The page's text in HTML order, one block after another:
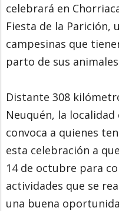
celebrará en
Fiesta de la Parición,
campesinas que
parto de sus
Distante 308
Neuquén, la
convoca a quienes
esta celebración a
14 de octubre para
actividades que se
una buena